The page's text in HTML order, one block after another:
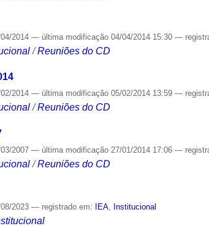
2014— última modificação 04/04/2014 15:30—
/Reuniões do CD
2014— última modificação 05/02/2014 13:59—
/Reuniões do CD
2007— última modificação 27/01/2014 17:06—
/Reuniões do CD
08/2023— registrado em: IEA Institucional